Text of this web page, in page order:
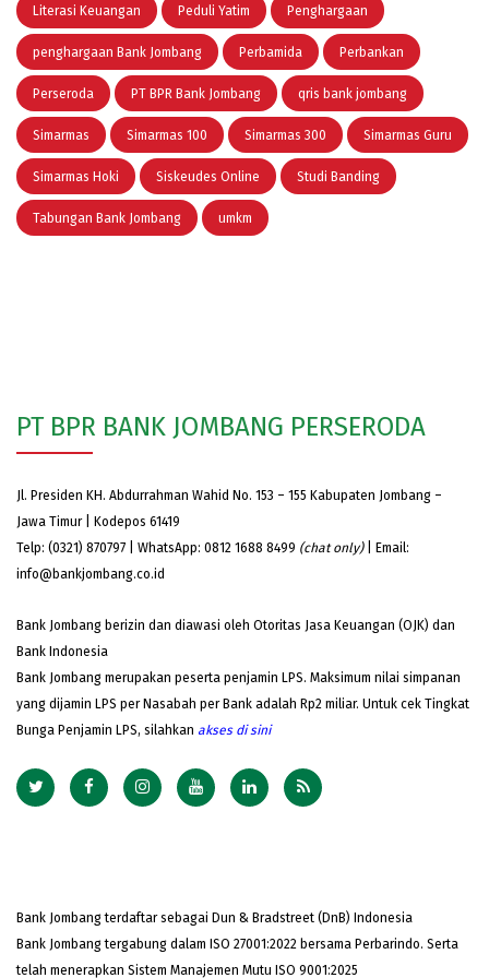
Literasi Keuangan Peduli Yatim Penghargaan
penghargaan Bank Jombang Perbamida Perbankan
Perseroda PT BPR Bank Jombang qris bank jombang
Simarmas Simarmas 100 Simarmas 300 Simarmas Guru
Simarmas Hoki Siskeudes Online Studi Banding
Tabungan Bank Jombang umkm
PT BPR BANK JOMBANG PERSERODA
Jl. Presiden KH. Abdurrahman Wahid No. 153 – 155 Kabupaten Jombang –
Jawa Timur | Kodepos 61419
Telp: (0321) 870797 | WhatsApp: 0812 1688 8499 (chat only)| Email:
info@bankjombang.co.id
Bank Jombang berizin dan diawasi oleh Otoritas Jasa Keuangan (OJK) dan
Bank Indonesia
Bank Jombang merupakan peserta penjamin LPS. Maksimum nilai simpanan
yang dijamin LPS per Nasabah per Bank adalah Rp2 miliar. Untuk cek Tingkat
Bunga Penjamin LPS, silahkan akses di sini
Bank Jombang terdaftar sebagai Dun & Bradstreet (DnB) Indonesia
Bank Jombang tergabung dalam ISO 27001:2022 bersama Perbarindo. Serta
telah menerapkan Sistem Manajemen Mutu ISO 9001:2025